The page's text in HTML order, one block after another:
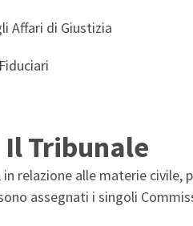
Affari di Giustizia
Il Tribunale
relazione alle materie civile,
assegnati i singoli